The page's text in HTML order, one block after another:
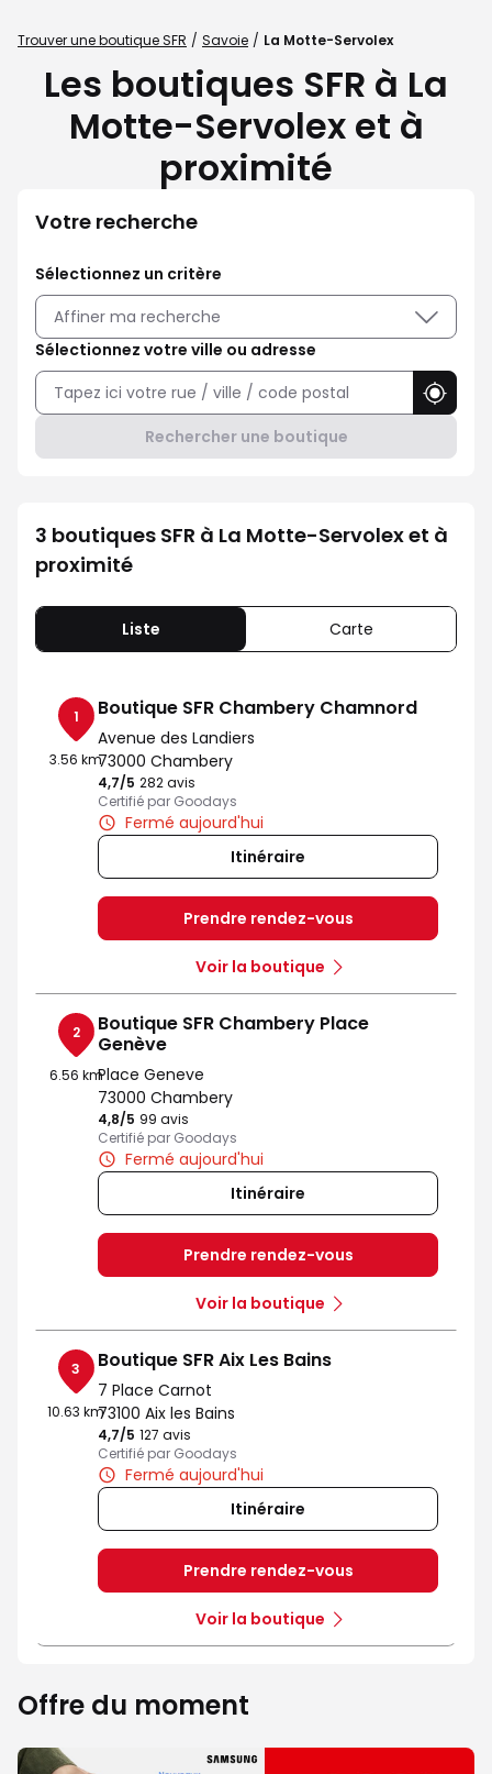
Trouver une boutique SFR Savoie La Motte-Servolex
Les boutiques SFR à La
Motte-Servolex et à
proximité
Votre recherche
Sélectionnez un critère
Affiner ma recherche
Sélectionnez votre ville ou adresse
Rechercher une boutique
3 boutiques SFR à La Motte-Servolex et à
proximité
Liste Carte
1
3.56 km
Boutique SFR Chambery Chamnord
Avenue des Landiers
73000 Chambery
4,7/5 Note de 4.7 sur 5
282 avis
Certifié par Goodays
Fermé aujourd'hui
Itinéraire
Prendre rendez-vous
Voir la boutique
2
6.56 km
Boutique SFR Chambery Place
Genève
Place Geneve
73000 Chambery
4,8/5 Note de 4.8 sur 5
99 avis
Certifié par Goodays
Fermé aujourd'hui
Itinéraire
Prendre rendez-vous
Voir la boutique
3
10.63 km
Boutique SFR Aix Les Bains
7 Place Carnot
73100 Aix les Bains
4,7/5 Note de 4.7 sur 5
127 avis
Certifié par Goodays
Fermé aujourd'hui
Itinéraire
Prendre rendez-vous
Voir la boutique
Offre du moment